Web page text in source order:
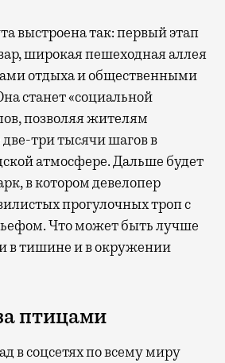
выстроена так: первый этап
широкая пешеходная аллея
отдыха и общественными
станет «социальной
позволяя жителям
три тысячи шагов в
атмосфере. Дальше будет
в котором девелопер
прогулочных троп с
Что может быть лучше
в тишине и в окружении
птицами
в соцсетях по всему миру